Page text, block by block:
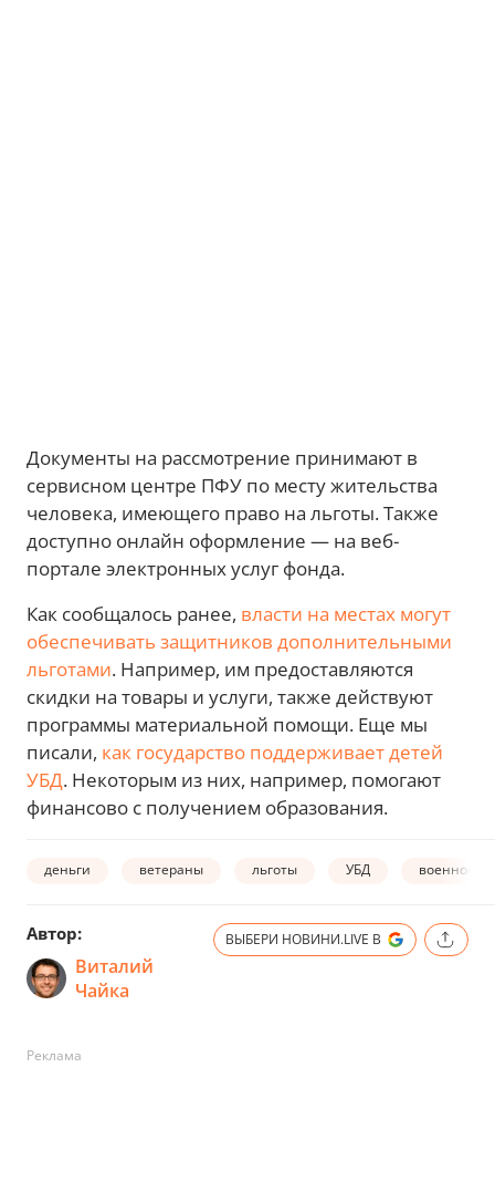
Документы на рассмотрение принимают в
сервисном центре ПФУ по месту жительства
человека, имеющего право на льготы. Также
доступно онлайн оформление — на веб-
портале электронных услуг фонда.
Как сообщалось ранее, власти на местах могут
обеспечивать защитников дополнительными
льготами. Например, им предоставляются
скидки на товары и услуги, также действуют
программы материальной помощи. Еще мы
писали, как государство поддерживает детей
УБД. Некоторым из них, например, помогают
финансово с получением образования.
деньги ветераны льготы УБД
Автор:
Виталий
Чайка
ВЫБЕРИ НОВИНИ.LIVE В
Реклама